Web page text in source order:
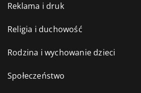
Reklama i druk
Religia i duchowość
Rodzina i wychowanie dzieci
Społeczeństwo